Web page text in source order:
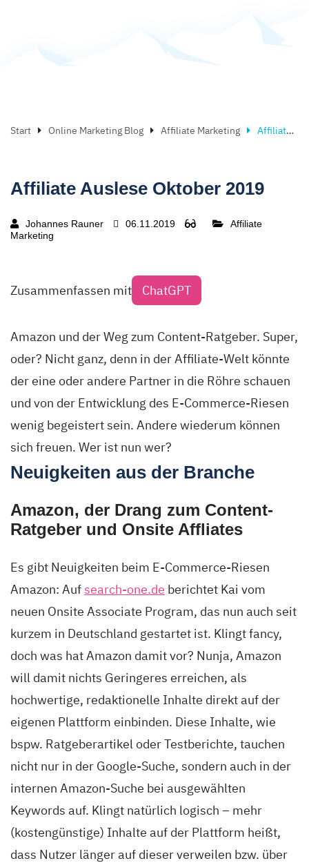
Start Online Marketing Blog Affiliate Marketing Affiliate Auslese Oktober 2019
Affiliate Auslese Oktober 2019
Johannes Rauner 06.11.2019
Affiliate
Marketing
Zusammenfassen mit ChatGPT
Amazon und der Weg zum Content-Ratgeber. Super,
oder? Nicht ganz, denn in der Affiliate-Welt könnte
der eine oder andere Partner in die Röhre schauen
und von der Entwicklung des E-Commerce-Riesen
wenig begeistert sein. Andere wiederum können
sich freuen. Wer ist nun wer?
Neuigkeiten aus der Branche
Amazon, der Drang zum Content-
Ratgeber und Onsite Affliates
Es gibt Neuigkeiten beim E-Commerce-Riesen
Amazon: Auf search-one.de berichtet Kai vom
neuen Onsite Associate Program, das nun auch seit
kurzem in Deutschland gestartet ist. Klingt fancy,
doch was hat Amazon damit vor? Nunja, Amazon
will damit nichts Geringeres erreichen, als
hochwertige, redaktionelle Inhalte direkt auf der
eigenen Plattform einbinden. Diese Inhalte, wie
bspw. Ratgeberartikel oder Testberichte, tauchen
nicht nur in der Google-Suche, sondern auch in der
internen Amazon-Suche bei ausgewählten
Keywords auf. Klingt natürlich logisch – mehr
(kostengünstige) Inhalte auf der Plattform heißt,
dass Nutzer länger auf dieser verweilen bzw. über